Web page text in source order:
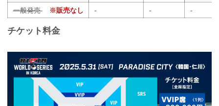
一般発売 ※販売なし - - -
チケット料金